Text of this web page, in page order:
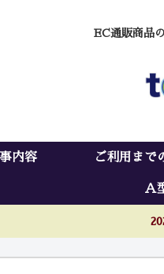
EC通販商品
内容 ご利用まで
Ａ